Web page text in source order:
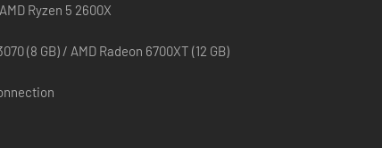
bis in die belebten Straßen von Arrakeen.
Ryzen 5 2600X
(8 GB) / AMD Radeon 6700XT (12 GB)